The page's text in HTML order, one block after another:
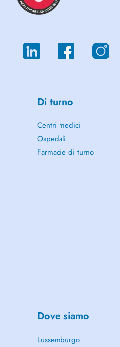
Di turno
Centri medici
Ospedali
Farmacie di turno
Dove siamo
Lussemburgo